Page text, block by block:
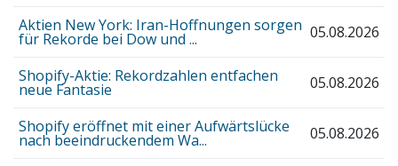
Aktien New York: Iran-Hoffnungen sorgen
für Rekorde bei Dow und ... 05.08.2026
Shopify-Aktie: Rekordzahlen entfachen
neue Fantasie 05.08.2026
Shopify eröffnet mit einer Aufwärtslücke
nach beeindruckendem Wa... 05.08.2026